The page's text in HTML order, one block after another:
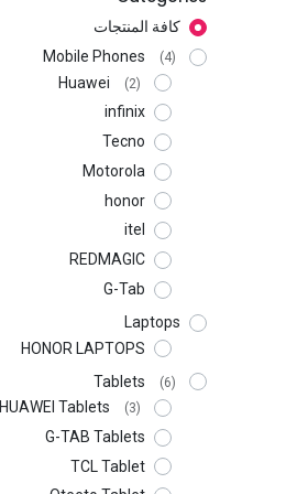
كافة المنتجات
Mobile Phones
(4)
Huawei (2)
infinix
Tecno
Motorola
honor
itel
REDMAGIC
G-Tab
Laptops
HONOR LAPTOPS
Tablets
(6)
HUAWEI Tablets (3)
G-TAB Tablets
TCL Tablet